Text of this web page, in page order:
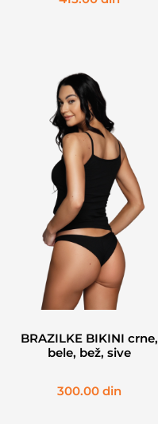
BRAZILKE BIKINI crne,
bele, bež, sive
300.00 din